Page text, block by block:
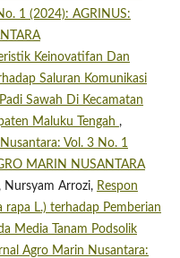
1 (2024): AGRINUS:
Keinovatifan Dan
Saluran Komunikasi
Sawah Di Kecamatan
Maluku Tengah ,
Vol. 3 No. 1
MARIN NUSANTARA
Nursyam Arrozi, Respon
rapa L.) terhadap Pemberian
Media Tanam Podsolik
Agro Marin Nusantara: